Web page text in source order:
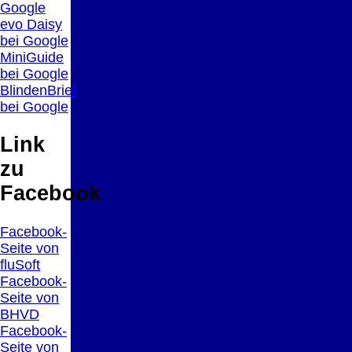
Google
evo Daisy
bei Google
MiniGuide
bei Google
BlindenBrief
bei Google
Link
zu
Facebook
Facebook-
Seite von
fluSoft
Facebook-
Seite von
BHVD
Facebook-
Seite von